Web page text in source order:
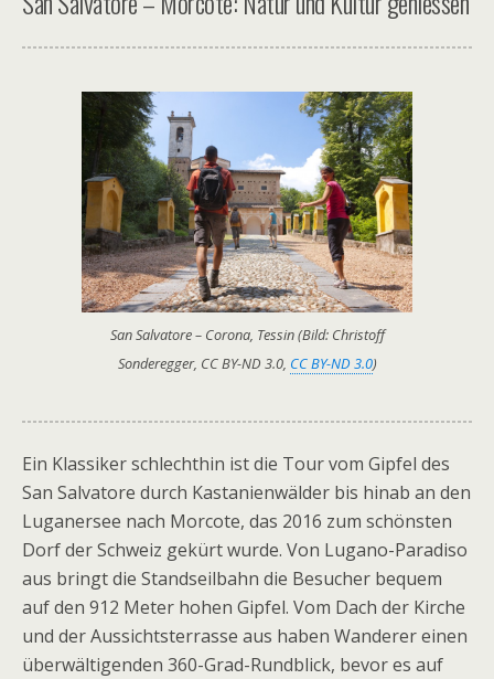
San Salvatore – Corona, Tessin (Bild: Christoff
Sonderegger, CC BY-ND 3.0, CC BY-ND 3.0)
Ein Klassiker schlechthin ist die Tour vom Gipfel des
San Salvatore durch Kastanienwälder bis hinab an den
Luganersee nach Morcote, das 2016 zum schönsten
Dorf der Schweiz gekürt wurde. Von Lugano-Paradiso
aus bringt die Standseilbahn die Besucher bequem
auf den 912 Meter hohen Gipfel. Vom Dach der Kirche
und der Aussichtsterrasse aus haben Wanderer einen
überwältigenden 360-Grad-Rundblick, bevor es auf